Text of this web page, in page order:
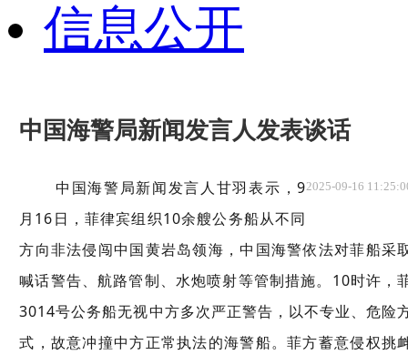
信息公开
中国海警局新闻发言人发表谈话
2025-09-16
中国海警局新闻发言人甘羽表示，9
月 16日，菲律宾组织10余艘公务船从不同
方向非法侵闯中国黄岩岛领海，中国海警依法对菲船采
喊话警告、航路管制、水炮喷射等管制措施。10时许，
3014号公务船无视中方多次严正警告，以不专业、危险
式，故意冲撞中方正常执法的海警船。菲方蓄意侵权挑